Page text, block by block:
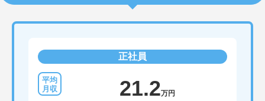
正社員
21.2万円